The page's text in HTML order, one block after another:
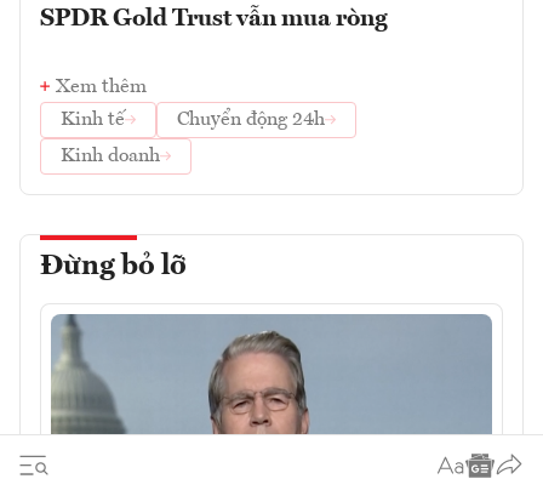
SPDR Gold Trust vẫn mua ròng
Xem thêm
Kinh tế
Chuyển động 24h
Kinh doanh
Đừng bỏ lỡ